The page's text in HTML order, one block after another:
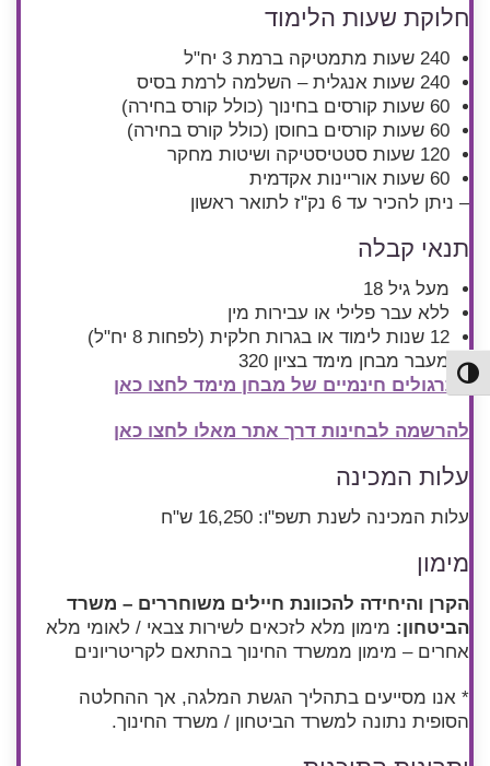
הפעל/כבה ניגודיות גבוהה
חלוקת שעות הלימוד
240 שעות מתמטיקה ברמת 3 יח"ל
240 שעות אנגלית – השלמה לרמת בסיס
60 שעות קורסים בחינוך (כולל קורס בחירה)
60 שעות קורסים בחוסן (כולל קורס בחירה)
120 שעות סטטיסטיקה ושיטות מחקר
60 שעות אוריינות אקדמית
– ניתן להכיר עד 6 נק"ז לתואר ראשון
תנאי קבלה
מעל גיל 18
ללא עבר פלילי או עבירות מין
12 שנות לימוד או בגרות חלקית (לפחות 8 יח"ל)
מעבר מבחן מימד בציון 320
לתרגולים חינמיים של מבחן מימד לחצו כאן
להרשמה לבחינות דרך אתר מאלו לחצו כאן
עלות המכינה
עלות המכינה לשנת תשפ"ו: 16,250 ש"ח
מימון
הקרן והיחידה להכוונת חיילים משוחררים – משרד
הביטחון: מימון מלא לזכאים לשירות צבאי / לאומי מלא
אחרים – מימון ממשרד החינוך בהתאם לקריטריונים
* אנו מסייעים בתהליך הגשת המלגה, אך ההחלטה
הסופית נתונה למשרד הביטחון / משרד החינוך.